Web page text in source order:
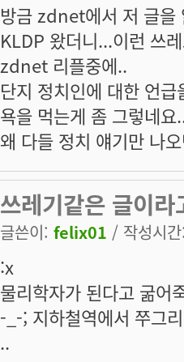
방금 zdnet에서 저 글을
KLDP 왔더니...이런 쓰
zdnet 리플중에..
단지 정치인에 대한 언
욕을 먹는게 좀 그렇네요
왜 다들 정치 얘기만 나
쓰레기같은 글이
글쓴이: felix01 / 작성시
:x
물리학자가 된다고 굶어
-_-; 지하철역에서 쭈그
..